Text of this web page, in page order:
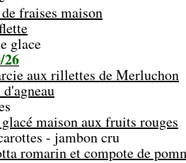
fraises maison
26
aux rillettes de Merluchon
maison aux fruits rouges
- jambon cru
romarin et compote de